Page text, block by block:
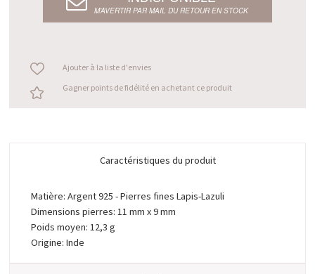
M’AVERTIR PAR MAIL DU RETOUR EN STOCK
Ajouter à la liste d'envies
Gagner points de fidélité en achetant ce produit
Caractéristiques du produit
Matière: Argent 925 - Pierres fines Lapis-Lazuli
Dimensions pierres: 11 mm x 9 mm
Poids moyen: 12,3 g
Origine: Inde